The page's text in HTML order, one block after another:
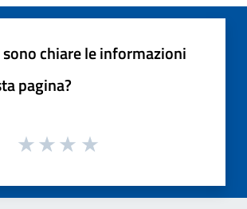
chiare le informazioni
pagina?